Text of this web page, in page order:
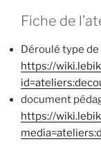
Fiche de
Déroulé type de
https://
document
https://